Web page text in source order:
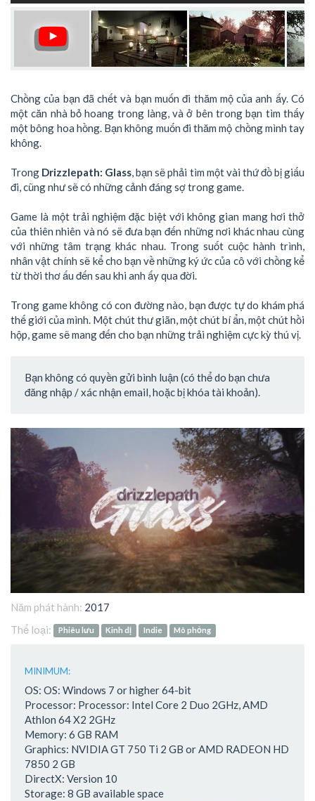
Chồng của bạn đã chết và bạn muốn đi thăm mộ của anh ấy. Có
một căn nhà bỏ hoang trong làng, và ở bên trong bạn tìm thấy
một bông hoa hồng. Bạn không muốn đi thăm mộ chồng mình tay
không.
Trong Drizzlepath: Glass, bạn sẽ phải tìm một vài thứ đồ bị giấu
đi, cũng như sẽ có những cảnh đáng sợ trong game.
Game là một trải nghiệm đặc biệt với không gian mang hơi thở
của thiên nhiên và nó sẽ đưa bạn đến những nơi khác nhau cùng
với những tâm trạng khác nhau. Trong suốt cuộc hành trình,
nhân vật chính sẽ kể cho bạn về những ký ức của cô với chồng kể
từ thời thơ ấu đến sau khi anh ấy qua đời.
Trong game không có con đường nào, bạn được tự do khám phá
thế giới của mình. Một chút thư giãn, một chút bí ẩn, một chút hồi
hộp, game sẽ mang đến cho bạn những trải nghiệm cực kỳ thú vị.
Bạn không có quyền gửi bình luận (có thể do bạn chưa
đăng nhập / xác nhận email, hoặc bị khóa tài khoản).
Năm phát hành: 2017
Thể loại:
Phiêu lưu Kinh dị Indie Mô phỏng
MINIMUM:
OS: OS: Windows 7 or higher 64-bit
Processor: Processor: Intel Core 2 Duo 2GHz, AMD
Athlon 64 X2 2GHz
Memory: 6 GB RAM
Graphics: NVIDIA GT 750 Ti 2 GB or AMD RADEON HD
7850 2 GB
DirectX: Version 10
Storage: 8 GB available space